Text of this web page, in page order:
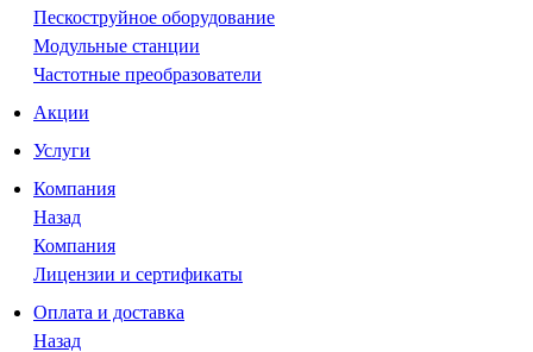
Пескоструйное оборудование
Модульные станции
Частотные преобразователи
Акции
Услуги
Компания
Назад
Компания
Лицензии и сертификаты
Оплата и доставка
Назад